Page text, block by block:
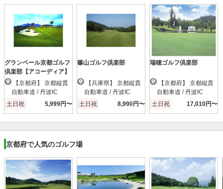
グランベール京都ゴルフ
倶楽部【アコーディア】
自動車道 / 丹波IC
土日祝
5,999円〜
篠山ゴルフ倶楽部
自動車道 / 丹波IC
土日祝
8,990円〜
瑞穂ゴルフ倶楽部
自動車道 / 丹波IC
土日祝
17,010円〜
京都府で人気のゴルフ場